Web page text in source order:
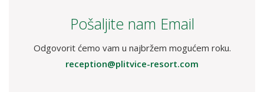
Pošaljite nam Email
Odgovorit ćemo vam u najbržem mogućem roku.
reception@plitvice-resort.com